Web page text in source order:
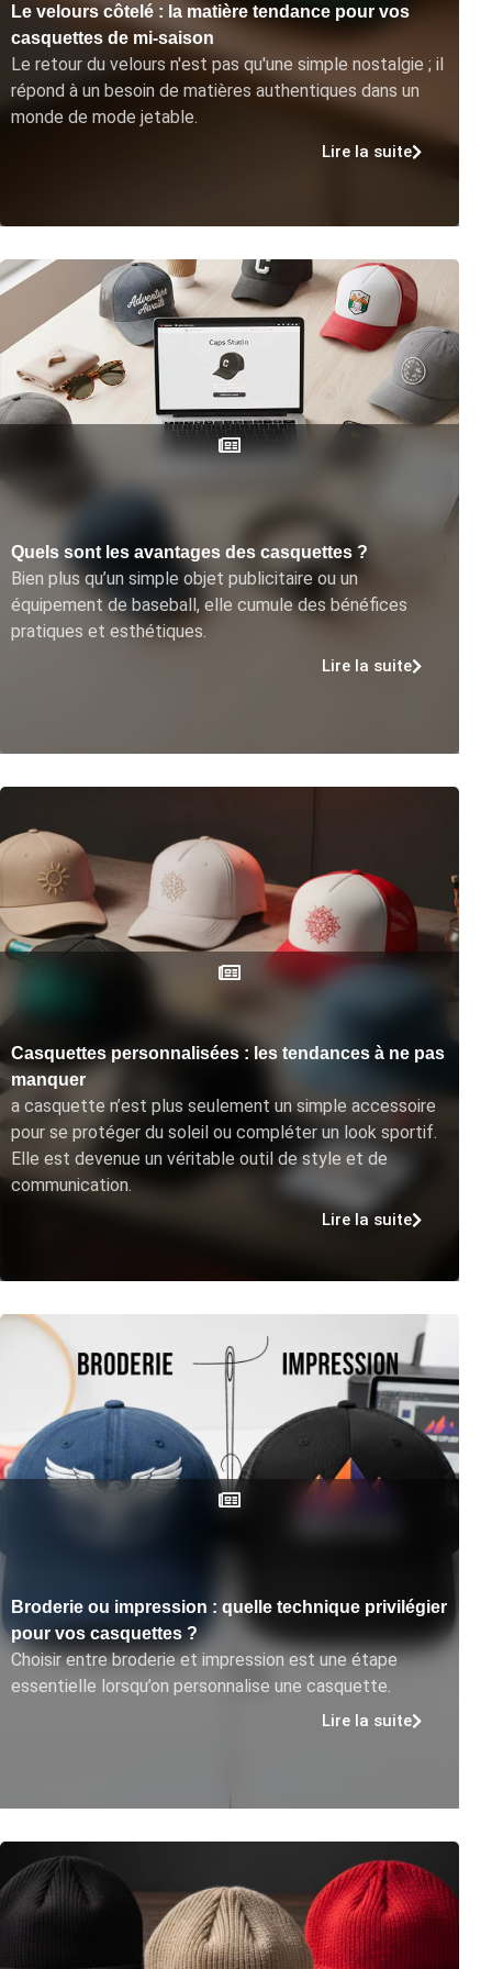
Le velours côtelé : la matière tendance pour vos
casquettes de mi-saison
Le retour du velours n'est pas qu'une simple nostalgie ; il
répond à un besoin de matières authentiques dans un
monde de mode jetable.
Lire la suite
Quels sont les avantages des casquettes ?
Bien plus qu’un simple objet publicitaire ou un
équipement de baseball, elle cumule des bénéfices
pratiques et esthétiques.
Lire la suite
Casquettes personnalisées : les tendances à ne pas
manquer
a casquette n’est plus seulement un simple accessoire
pour se protéger du soleil ou compléter un look sportif.
Elle est devenue un véritable outil de style et de
communication.
Lire la suite
Broderie ou impression : quelle technique privilégier
pour vos casquettes ?
Choisir entre broderie et impression est une étape
essentielle lorsqu’on personnalise une casquette.
Lire la suite